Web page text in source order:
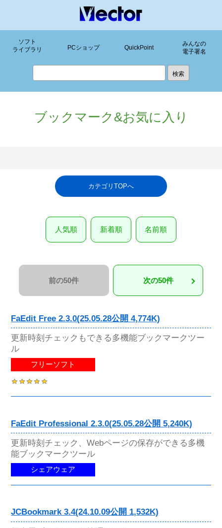
ソフト
ライブラリ
PCショップ QuickPoint
みんなの
電子署名
ブックマーク&お気に入り
カテゴリTOPへ
人気順 新着順 名前順
前の50件 次の50件
FaEdit Free 2.3.0(25.05.28公開 4,774K)
更新時刻チェックもできる多機能ブックマークツー
ル
フリーソフト
FaEdit Professional 2.3.0(25.05.28公開 5,240K)
更新時刻チェック、Webページの保存ができる多機
能ブックマークツール
シェアウェア
JCBookmark 3.4(24.10.09公開 1,532K)